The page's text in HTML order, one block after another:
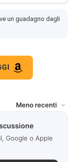
un guadagno dagli
Google o Apple